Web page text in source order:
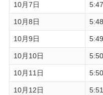
10月7日 5:47
10月8日 5:48
10月9日 5:49
10月10日 5:50
10月11日 5:50
10月12日 5:51